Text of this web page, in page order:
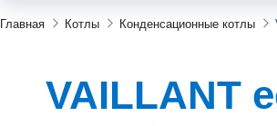
Главная Котлы Конденсационные котлы
VAILLANT